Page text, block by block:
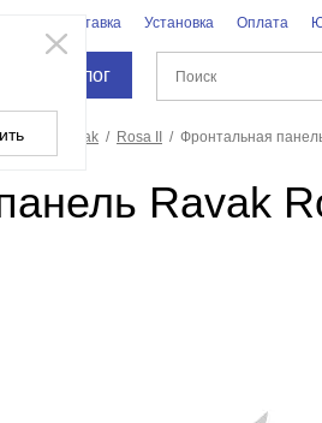
Доставка Установка Оплата
Каталог
Ravak Rosa II Фронтальная
Ravak